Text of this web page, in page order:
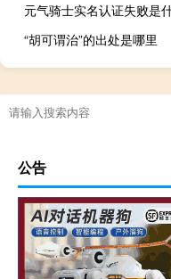
“胡可谓治”的出处是哪里
公告